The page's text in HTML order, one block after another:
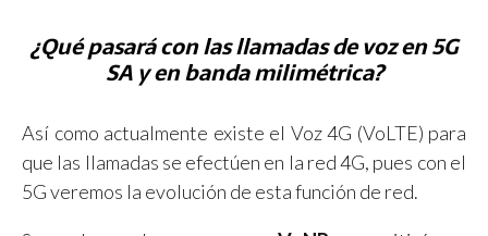
¿Qué pasará con las llamadas de voz en 5G
SA y en banda milimétrica?
Así como actualmente existe el Voz 4G (VoLTE) para
que las llamadas se efectúen en la red 4G, pues con el
5G veremos la evolución de esta función de red.